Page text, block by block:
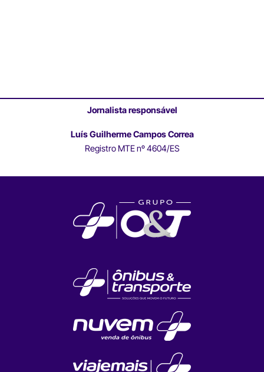
Jornalista responsável
Luís Guilherme Campos Correa
Registro MTE nº 4604/ES